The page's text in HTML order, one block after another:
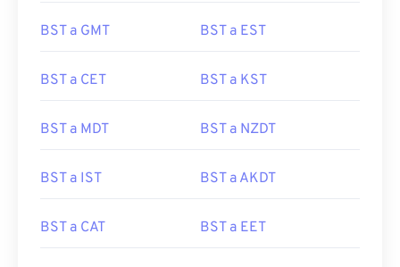
BST a GMT BST a EST
BST a CET BST a KST
BST a MDT BST a NZDT
BST a IST BST a AKDT
BST a CAT BST a EET